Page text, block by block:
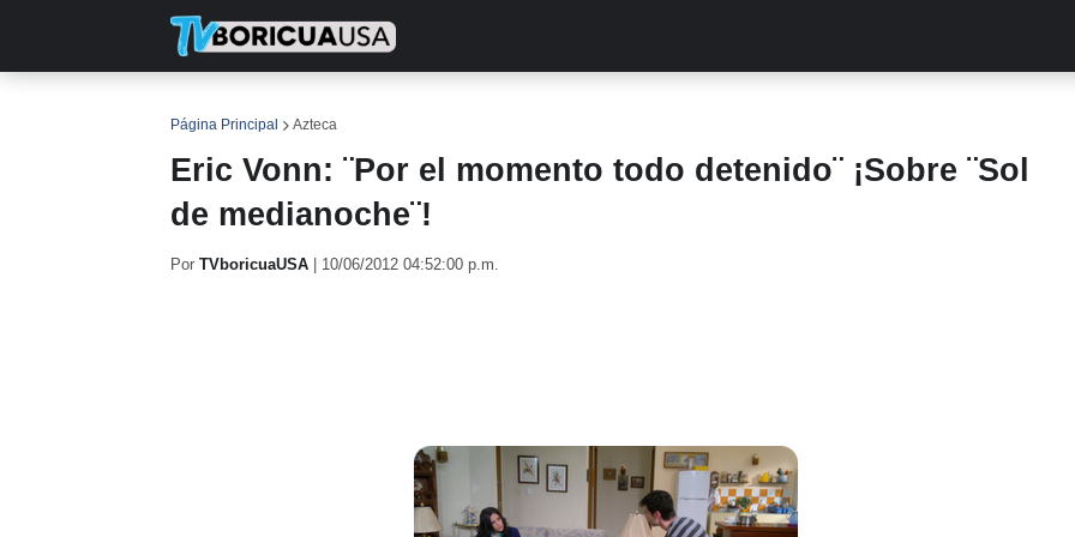
Página Principal Azteca
Eric Vonn: ¨Por el momento todo detenido¨ ¡Sobre ¨Sol
de medianoche¨!
Por TVboricuaUSA 10/06/2012 04:52:00 p.m.